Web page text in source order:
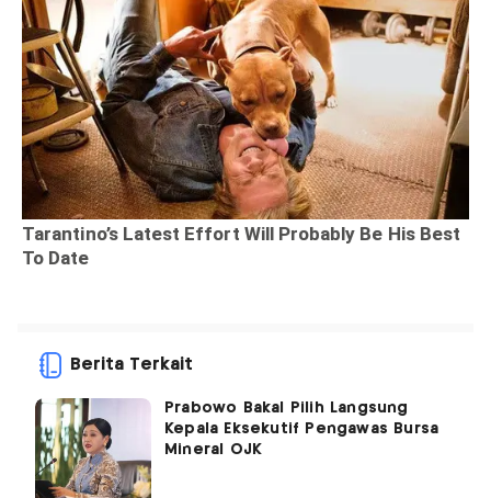
Berita Terkait
Prabowo Bakal Pilih Langsung
Kepala Eksekutif Pengawas Bursa
Mineral OJK